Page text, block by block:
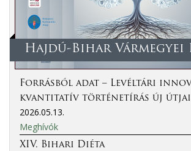
Hajdú-Bihar Vármegyei
Forrásból adat – Levéltári
kvantitatív történetírás új útjai
2026.05.13.
Meghívók
XIV. Bihari Diéta